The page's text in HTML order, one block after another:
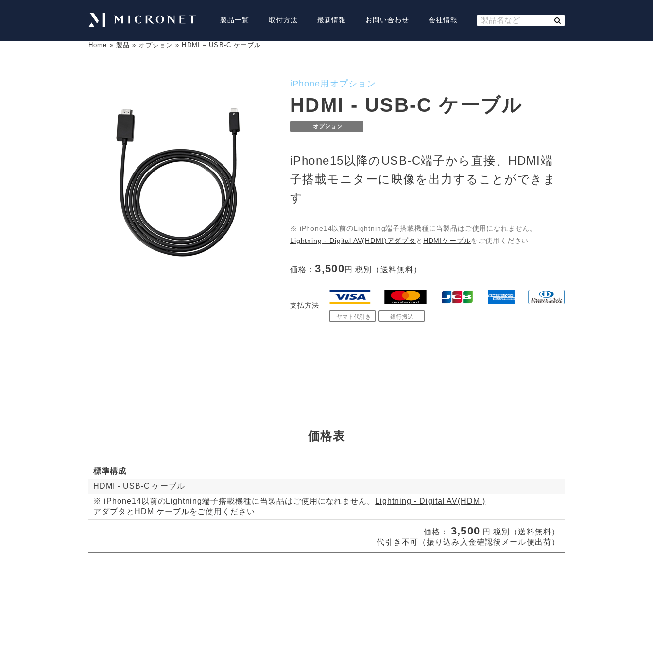
製品一覧 取付方法 最新情報 お問い合わせ 会社情報
Home » 製品 » オプション » HDMI – USB-C ケーブル
iPhone用オプション
HDMI - USB-C ケーブル
iPhone15以降のUSB-C端子から直接、HDMI端
子搭載モニターに映像を出力することができま
す
※ iPhone14以前のLightning端子搭載機種に当製品はご使用になれません。
Lightning - Digital AV(HDMI)アダプタ と HDMIケーブルをご使用ください
価格：3,500円 税別（送料無料）
支払方法
価格表
標準構成
HDMI - USB-C ケーブル
※ iPhone14以前のLightning端子搭載機種に当製品はご使用になれません。
Lightning - Digital AV(HDMI)
アダプタ と HDMIケーブルをご使用ください
価格： 3,500 円 税別（送料無料）
代引き不可（振り込み入金確認後メール便出荷）